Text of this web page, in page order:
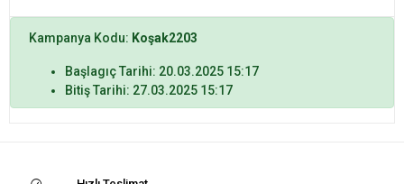
Kampanya Kodu: Koşak2203
Başlagıç Tarihi: 20.03.2025 15:17
Bitiş Tarihi: 27.03.2025 15:17